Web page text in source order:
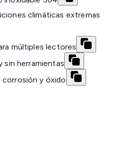
climáticas extremas
múltiples lectores
sin herramientas
y óxido